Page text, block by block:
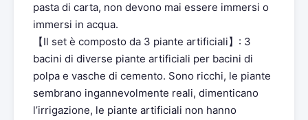
pasta di carta, non devono mai essere immersi o
immersi in acqua.
【Il set è composto da 3 piante artificiali】: 3
bacini di diverse piante artificiali per bacini di
polpa e vasche di cemento. Sono ricchi, le piante
sembrano ingannevolmente reali, dimenticano
l’irrigazione, le piante artificiali non hanno